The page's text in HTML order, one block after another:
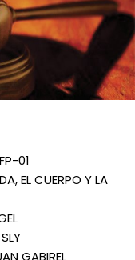
01
EL CUERPO Y LA
GABIREL